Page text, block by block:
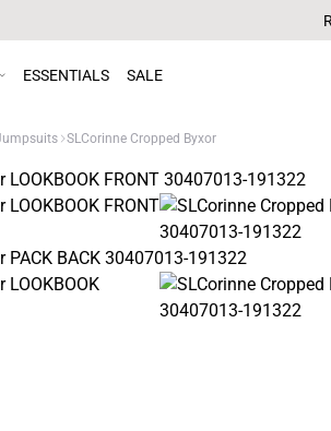
ESSENTIALS SALE
SLCorinne Cropped Byxor